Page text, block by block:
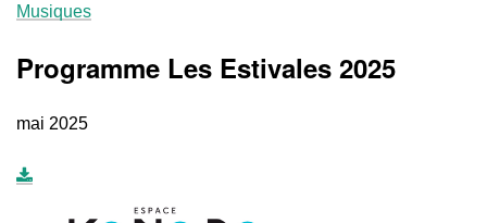
Musiques
Programme Les Estivales 2025
mai 2025